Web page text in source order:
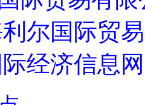
尔国际贸
经济信息网